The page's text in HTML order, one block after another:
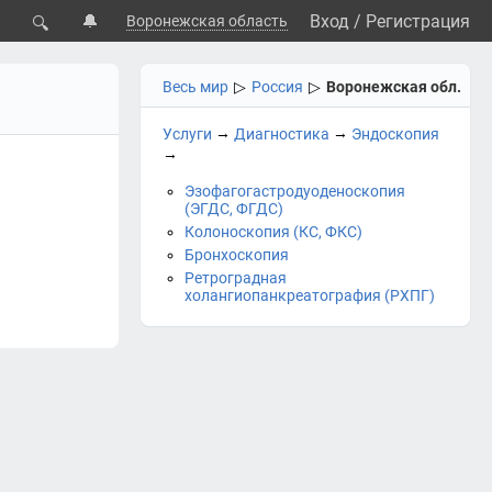
🔍 🔔 Воронежская область Вход / Регистрация
Весь мир ▷ Россия ▷ Воронежская обл.
Услуги → Диагностика → Эндоскопия
→
Эзофагогастродуоденоскопия
(ЭГДС, ФГДС)
Колоноскопия (КС, ФКС)
Бронхоскопия
Ретроградная
холангиопанкреатография (РХПГ)